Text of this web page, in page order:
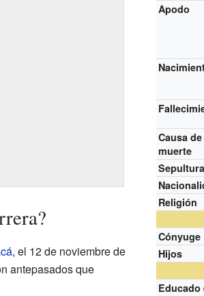
Apodo
Causa de
muerte
Sepultura
Religión
Cónyuge
Hijos
Educado
, el 12 de noviembre de
antepasados que